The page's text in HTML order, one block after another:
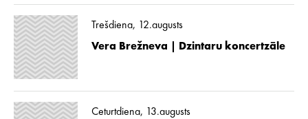
Trešdiena, 12.augusts
Vera Brežneva | Dzintaru koncertzāle
Ceturtdiena, 13.augusts